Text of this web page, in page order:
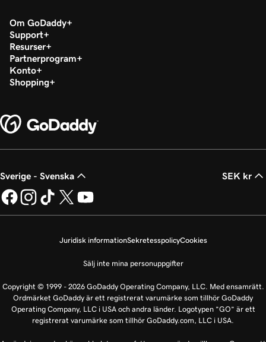
Om GoDaddy
Support
Resurser
Partnerprogram
Konto
Shopping
Sverige - Svenska SEK kr
Juridisk informationSekretesspolicyCookies
Sälj inte mina personuppgifter
Copyright © 1999 - 2026 GoDaddy Operating Company, LLC. Med ensamrätt.
Ordmärket GoDaddy är ett registrerat varumärke som tillhör GoDaddy
Operating Company, LLC i USA och andra länder. Logotypen ”GO” är ett
registrerat varumärke som tillhör GoDaddy.com, LLC i USA.